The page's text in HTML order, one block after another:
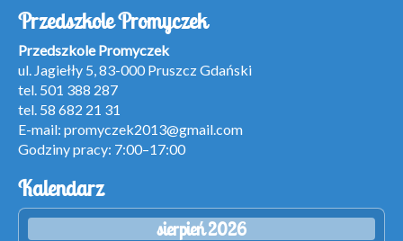
Przedszkole Promyczek
Przedszkole Promyczek
ul. Jagiełły 5, 83-000 Pruszcz Gdański
tel. 501 388 287
tel. 58 682 21 31
E-mail: promyczek2013@gmail.com
Godziny pracy: 7:00–17:00
Kalendarz
sierpień 2026